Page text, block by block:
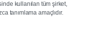
kullanılan tüm şirket,
tanımlama amaçlıdır.